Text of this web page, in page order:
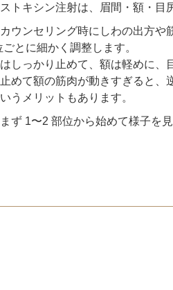
トキシン注射は、眉間・額・
ウンセリング時にしわの出方
とに細かく調整します。
しっかり止めて、額は軽めに
めて額の筋肉が動きすぎると
うメリットもあります。
ず 1〜2 部位から始めて様子を